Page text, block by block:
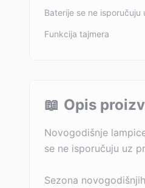
Baterije se ne isporučuju
Funkcija tajmera
📖 Opis
Novogodišnje
se ne isporučuju uz
Sezona